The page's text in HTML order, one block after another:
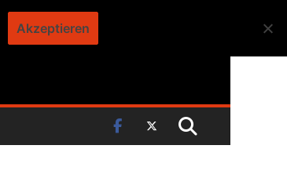
Akzeptieren